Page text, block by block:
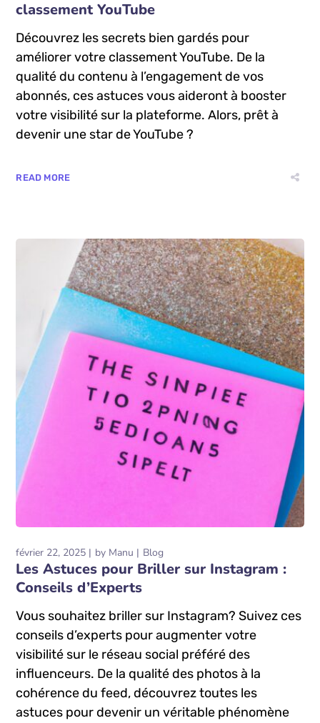
Les secrets pour booster votre
classement YouTube
Découvrez les secrets bien gardés pour
améliorer votre classement YouTube. De la
qualité du contenu à l’engagement de vos
abonnés, ces astuces vous aideront à booster
devenir une star de YouTube ?
février 22, 2025 byManu
Les Astuces pour Briller sur Instagram :
Conseils d’Experts
Vous souhaitez briller sur Instagram? Suivez ces
conseils d’experts pour augmenter votre
visibilité sur le réseau social préféré des
influenceurs. De la qualité des photos à la